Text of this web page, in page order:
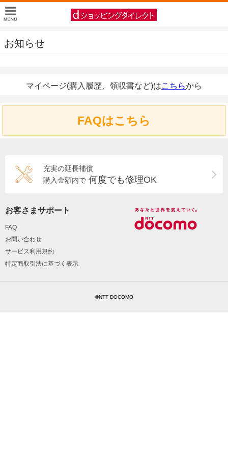
お知らせ
マイページ(購入履歴、領収書など)はこちらから
FAQはこちら
充実の延長補償
購入金額内で 何度でも修理OK
お客さまサポート
FAQ
お問い合わせ
サービス利用規約
特定商取引法に基づく表示
©NTT DOCOMO